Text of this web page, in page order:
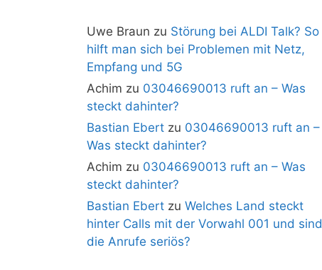
Uwe Braun zu Störung bei ALDI Talk? So
hilft man sich bei Problemen mit Netz,
Empfang und 5G
Achim zu 03046690013 ruft an – Was
steckt dahinter?
Bastian Ebert zu 03046690013 ruft an –
Was steckt dahinter?
Achim zu 03046690013 ruft an – Was
steckt dahinter?
Bastian Ebert zu Welches Land steckt
hinter Calls mit der Vorwahl 001 und sind
die Anrufe seriös?